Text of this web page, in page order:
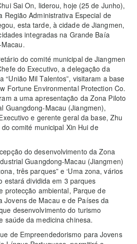
Sai On, liderou, hoje (25 de Junho),
Região Administrativa Especial de
esta tarde, à cidade de Jiangmen,
integradas na Grande Baía
do comité municipal de Jiangmen
do Executivo, a delegação da
“União Mil Talentos”, visitaram a base
Fortune Environmental Protection Co.
a uma apresentação da Zona Piloto
Guangdong-Macau (Jiangmen),
e gerente geral da base, Zhu
comité municipal Xin Hui de
do desenvolvimento da Zona
Guangdong-Macau (Jiangmen)
três parques” e ‘Uma zona, vários
estará dividida em 3 parques
protecção ambiental, Parque de
Jovens de Macau e de Países da
desenvolvimento do turismo
saúde da medicina chinesa.
de Empreendedorismo para Jovens